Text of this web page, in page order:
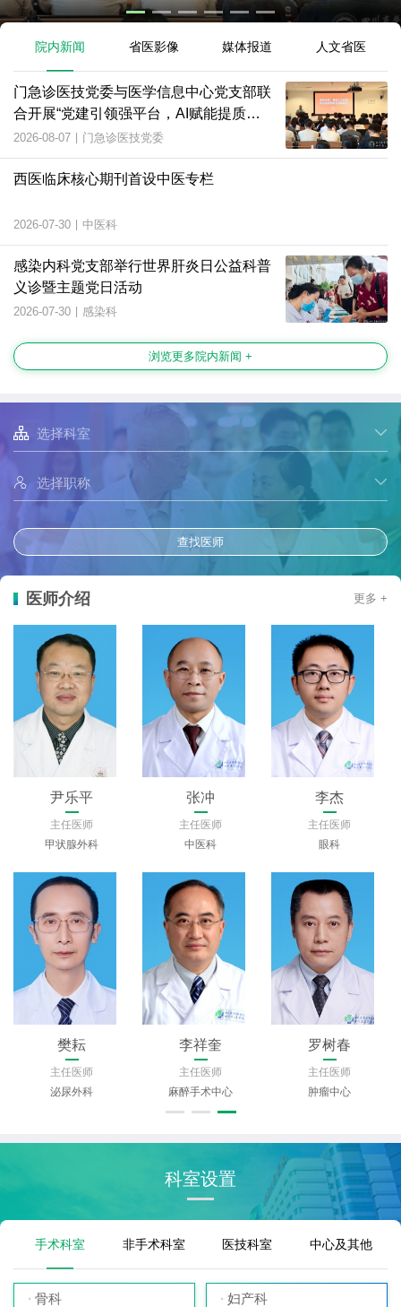
院内新闻 省医影像 媒体报道 人文省医
门急诊医技党委与医学信息中心党支部联
合开展“党建引领强平台，AI赋能提质
效”主题党日活动
2026-08-07 | 门急诊医技党委
西医临床核心期刊首设中医专栏
2026-07-30 | 中医科
感染内科党支部举行世界肝炎日公益科普
义诊暨主题党日活动
2026-07-30 | 感染科
浏览更多院内新闻 +


查找医师
医师介绍 更多 +
尹乐平
主任医师
甲状腺外科
张冲
主任医师
中医科
李杰
主任医师
眼科
樊耘
主任医师
泌尿外科
李祥奎
主任医师
麻醉手术中心
罗树春
主任医师
肿瘤中心
科室设置
手术科室 非手术科室 医技科室 中心及其他
骨科 妇产科